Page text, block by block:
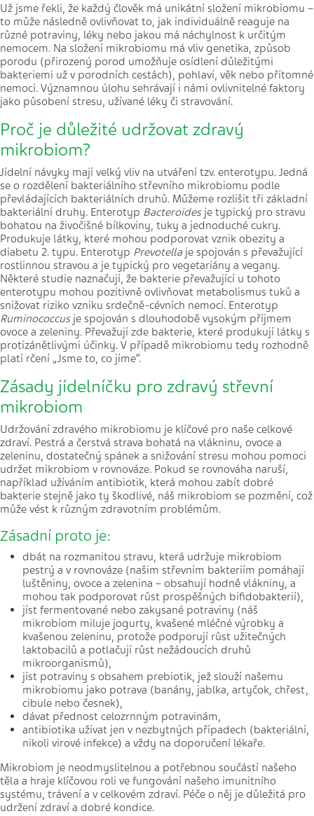
Už jsme řekli, že každý člověk má unikátní složení mikrobiomu –
to může následně ovlivňovat to, jak individuálně reaguje na
různé potraviny, léky nebo jakou má náchylnost k určitým
nemocem. Na složení mikrobiomu má vliv genetika, způsob
porodu (přirozený porod umožňuje osídlení důležitými
bakteriemi už v porodních cestách), pohlaví, věk nebo přítomné
nemoci. Významnou úlohu sehrávají i námi ovlivnitelné faktory
jako působení stresu, užívané léky či stravování.
Proč je důležité udržovat zdravý
mikrobiom?
Jídelní návyky mají velký vliv na utváření tzv. enterotypu. Jedná
se o rozdělení bakteriálního střevního mikrobiomu podle
převládajících bakteriálních druhů. Můžeme rozlišit tři základní
bakteriální druhy. Enterotyp Bacteroidesje typický pro stravu
bohatou na živočišné bílkoviny, tuky a jednoduché cukry.
Produkuje látky, které mohou podporovat vznik obezity a
diabetu 2. typu. Enterotyp Prevotella je spojován s převažující
rostlinnou stravou a je typický pro vegetariány a vegany.
Některé studie naznačují, že bakterie převažující u tohoto
enterotypu mohou pozitivně ovlivňovat metabolismus tuků a
snižovat riziko vzniku srdečně-cévních nemocí. Enterotyp
Ruminococcus je spojován s dlouhodobě vysokým příjmem
ovoce a zeleniny. Převažují zde bakterie, které produkují látky s
protizánětlivými účinky. V případě mikrobiomu tedy rozhodně
platí rčení „Jsme to, co jíme“.
Zásady jídelníčku pro zdravý střevní
mikrobiom
Udržování zdravého mikrobiomu je klíčové pro naše celkové
zdraví. Pestrá a čerstvá strava bohatá na vlákninu, ovoce a
zeleninu, dostatečný spánek a snižování stresu mohou pomoci
udržet mikrobiom v rovnováze. Pokud se rovnováha naruší,
například užíváním antibiotik, která mohou zabít dobré
bakterie stejně jako ty škodlivé, náš mikrobiom se pozmění, což
může vést k různým zdravotním problémům.
Zásadní proto je:
dbát na rozmanitou stravu, která udržuje mikrobiom
pestrý a v rovnováze (našim střevním bakteriím pomáhají
luštěniny, ovoce a zelenina – obsahují hodně vlákniny, a
mohou tak podporovat růst prospěšných bifidobakterií),
jíst fermentované nebo zakysané potraviny (náš
mikrobiom miluje jogurty, kvašené mléčné výrobky a
kvašenou zeleninu, protože podporují růst užitečných
laktobacilů a potlačují růst nežádoucích druhů
mikroorganismů),
jíst potraviny s obsahem prebiotik, jež slouží našemu
mikrobiomu jako potrava (banány, jablka, artyčok, chřest,
cibule nebo česnek),
dávat přednost celozrnným potravinám,
antibiotika užívat jen v nezbytných případech (bakteriální,
nikoli virové infekce) a vždy na doporučení lékaře.
Mikrobiom je neodmyslitelnou a potřebnou součástí našeho
těla a hraje klíčovou roli ve fungování našeho imunitního
systému, trávení a v celkovém zdraví. Péče o něj je důležitá pro
udržení zdraví a dobré kondice.